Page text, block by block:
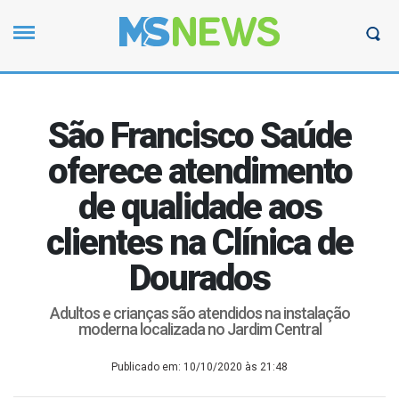
São Francisco Saúde
oferece atendimento
de qualidade aos
clientes na Clínica de
Dourados
Adultos e crianças são atendidos na instalação
moderna localizada no Jardim Central
Publicado em: 10/10/2020 às 21:48